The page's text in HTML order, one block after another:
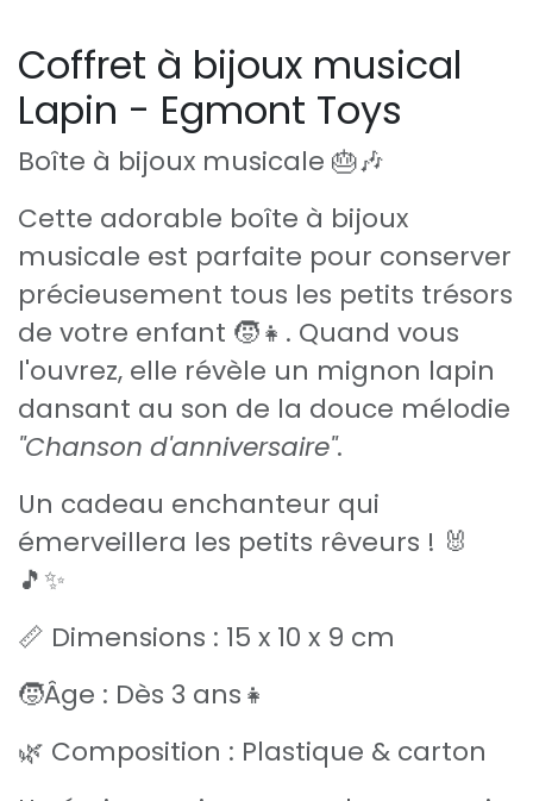
Coffret à bijoux musical
Lapin - Egmont Toys
Boîte à bijoux musicale 🎂🎶
Cette adorable boîte à bijoux
musicale est parfaite pour conserver
précieusement tous les petits trésors
de votre enfant 🧒👧. Quand vous
l'ouvrez, elle révèle un mignon lapin
dansant au son de la douce mélodie
"Chanson d'anniversaire".
Un cadeau enchanteur qui
émerveillera les petits rêveurs ! 🐰
🎵✨
📏 Dimensions : 15 x 10 x 9 cm
🧒Âge : Dès 3 ans👧
🌿 Composition : Plastique & carton